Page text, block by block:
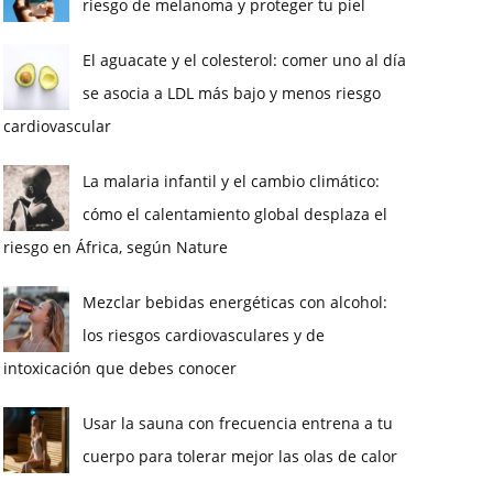
riesgo de melanoma y proteger tu piel
El aguacate y el colesterol: comer uno al día
se asocia a LDL más bajo y menos riesgo
cardiovascular
La malaria infantil y el cambio climático:
cómo el calentamiento global desplaza el
riesgo en África, según Nature
Mezclar bebidas energéticas con alcohol:
los riesgos cardiovasculares y de
intoxicación que debes conocer
Usar la sauna con frecuencia entrena a tu
cuerpo para tolerar mejor las olas de calor